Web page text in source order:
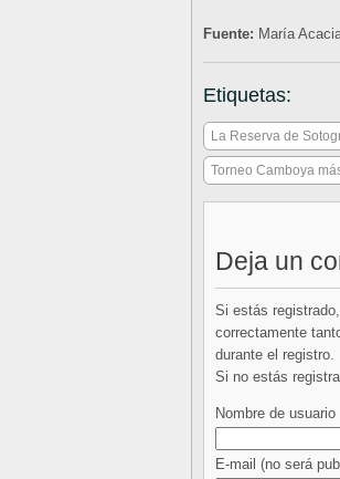
Fuente: María
Etiquetas:
La Reserva de
Torneo Camboya
Deja un
Si estás
correctamente
durante el registro.
Si no estás
Nombre de usuario
E-mail (no será